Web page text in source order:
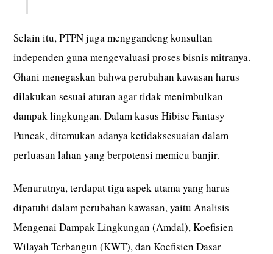
Selain itu, PTPN juga menggandeng konsultan
independen guna mengevaluasi proses bisnis mitranya.
Ghani menegaskan bahwa perubahan kawasan harus
dilakukan sesuai aturan agar tidak menimbulkan
dampak lingkungan. Dalam kasus Hibisc Fantasy
Puncak, ditemukan adanya ketidaksesuaian dalam
perluasan lahan yang berpotensi memicu banjir.
Menurutnya, terdapat tiga aspek utama yang harus
dipatuhi dalam perubahan kawasan, yaitu Analisis
Mengenai Dampak Lingkungan (Amdal), Koefisien
Wilayah Terbangun (KWT), dan Koefisien Dasar